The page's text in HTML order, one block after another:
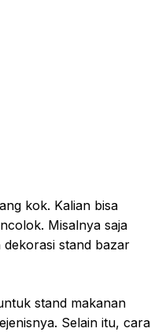
kok. Kalian bisa
Misalnya saja
stand bazar
stand makanan
Selain itu, cara